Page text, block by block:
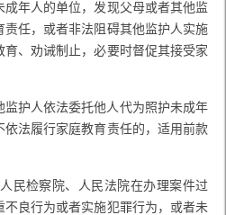
年人的单位，发现父母或者其他监
任，或者非法阻碍其他监护人实施
、劝诫制止，必要时督促其接受家
护人依法委托他人代为照护未成年
法履行家庭教育责任的，适用前款
民检察院、人民法院在办理案件过
良行为或者实施犯罪行为，或者未